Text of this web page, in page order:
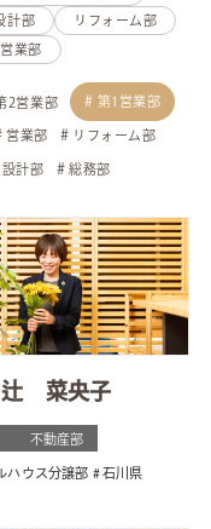
計部 リフォーム部
営業部
2営業部 第1営業部
営業部 リフォーム部
設計部 総務部
辻 菜央子
不動産部
ハウス分譲部 石川県